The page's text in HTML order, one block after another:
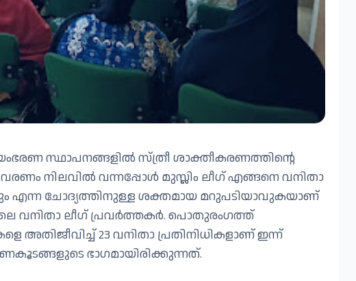
സ്ഥാപനങ്ങളിൽ സ്ത്രീ ശാക്തീകരണത്തിന്റെ
നിലവിൽ വന്നപ്പോൾ മുസ്ലിം ലീഗ് എങ്ങനെ വനിതാ
എന്ന ചോദ്യത്തിനുള്ള ശക്തമായ മറുപടിയാവുകയാണ്
വനിതാ ലീഗ് പ്രവർത്തകർ. പൊതുരംഗത്ത്
അതിജീവിച്ച് 23 വനിതാ പ്രതിനിധികളാണ് ഇന്ന്
ഭാഗമായിരിക്കുന്നത്.